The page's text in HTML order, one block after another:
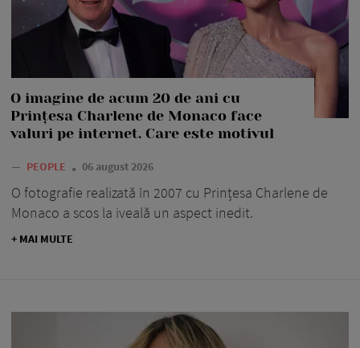
O imagine de acum 20 de ani cu
Prințesa Charlene de Monaco face
valuri pe internet. Care este motivul
— PEOPLE 06 august 2026
O fotografie realizată în 2007 cu Prințesa Charlene de
Monaco a scos la iveală un aspect inedit.
+ MAI MULTE